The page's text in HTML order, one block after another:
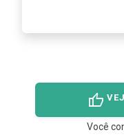
thumb_up
Você